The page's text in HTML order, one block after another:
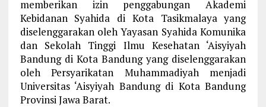
memberikan izin penggabungan Akademi
Kebidanan Syahida di Kota Tasikmalaya yang
diselenggarakan oleh Yayasan Syahida Komunika
dan Sekolah Tinggi Ilmu Kesehatan ‘Aisyiyah
Bandung di Kota Bandung yang diselenggarakan
oleh Persyarikatan Muhammadiyah menjadi
Universitas ‘Aisyiyah Bandung di Kota Bandung
Provinsi Jawa Barat.